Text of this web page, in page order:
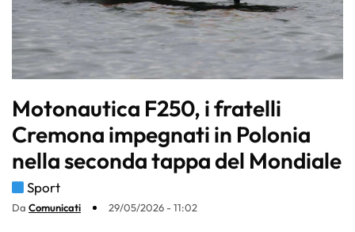
Motonautica F250, i fratelli
Cremona impegnati in Polonia
nella seconda tappa del Mondiale
Sport
Da Comunicati 29/05/2026 - 11:02